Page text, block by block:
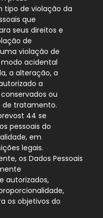
tipo de violação da
que
seus direitos e
de
violação de
acidental
a alteração, a
a
ou
de tratamento.
44 se
pessoais do
em
legais.
os Dados Pessoais
autorizados,
os objetivos do